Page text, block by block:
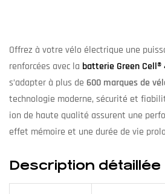
Offrez à votre vélo électrique une
renforcées avec la batterie Green Cell®
s’adapter à plus de 600 marques de
technologie moderne, sécurité et
ion de haute qualité assurent une
effet mémoire et une durée de vie
Description détaillée